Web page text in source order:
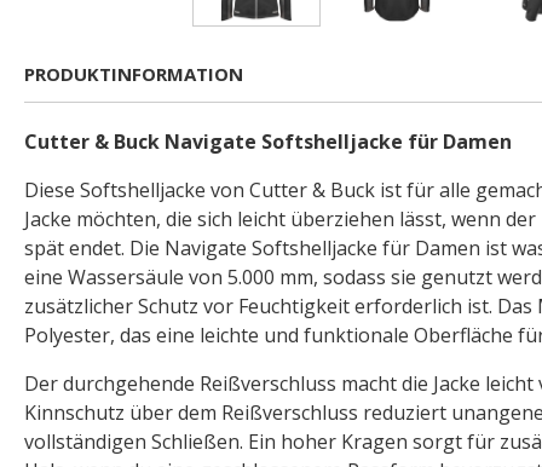
PRODUKTINFORMATION
Cutter & Buck Navigate Softshelljacke für Damen
Diese Softshelljacke von Cutter & Buck ist für alle
Jacke möchten, die sich leicht überziehen lässt, wenn
spät endet. Die Navigate Softshelljacke für Damen ist
eine Wassersäule von 5.000 mm, sodass sie genutzt
zusätzlicher Schutz vor Feuchtigkeit erforderlich ist.
Polyester, das eine leichte und funktionale Oberfläche
Der durchgehende Reißverschluss macht die Jacke
Kinnschutz über dem Reißverschluss reduziert
vollständigen Schließen. Ein hoher Kragen sorgt für